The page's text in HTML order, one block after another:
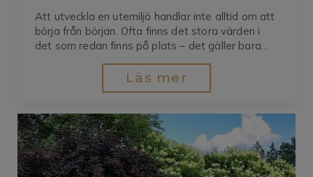
Att utveckla en utemiljö handlar inte alltid om att
börja från början. Ofta finns det stora värden i
det som redan finns på plats – det gäller bara
att se möjligheterna. I ett av mina senaste
projekt har jag fått hjälpa en
bostadsrättsförening på Södermalm att gestalta
Läs mer